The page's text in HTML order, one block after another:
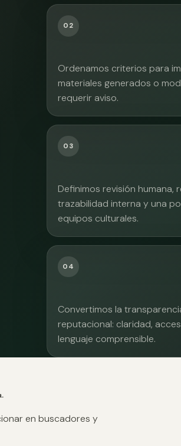
02
Ordenamos criterios para
materiales generados o
requerir aviso.
03
Definimos revisión humana,
trazabilidad interna y una
equipos culturales.
04
Convertimos la
reputacional: claridad,
lenguaje comprensible.
en buscadores y